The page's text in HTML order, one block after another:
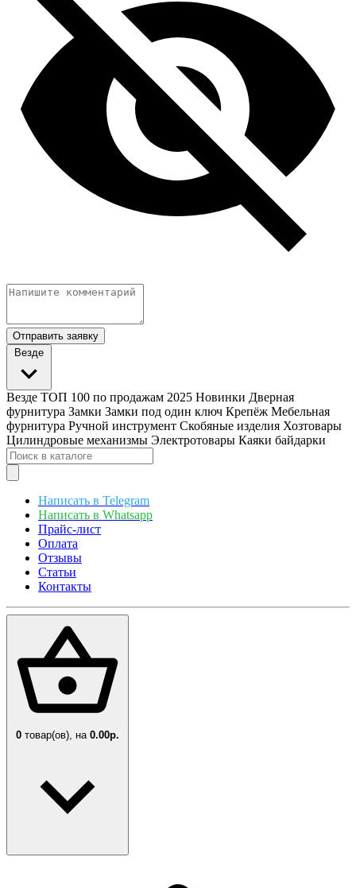
Отправить заявку
Везде
Везде ТОП 100 по продажам 2025 Новинки Дверная
фурнитура Замки Замки под один ключ Крепёж Мебельная
фурнитура Ручной инструмент Скобяные изделия Хозтовары
Цилиндровые механизмы Электротовары Каяки байдарки
Написать в Telegram
Написать в Whatsapp
Прайс-лист
Оплата
Отзывы
Статьи
Контакты
0 товар(ов), на 0.00р.